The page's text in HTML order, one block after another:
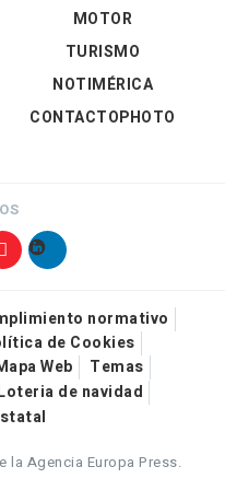
MOTOR
TURISMO
NOTIMÉRICA
CONTACTOPHOTO
normativo
de Cookies
Web
Temas
de navidad
la Agencia Europa Press.